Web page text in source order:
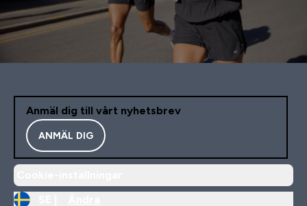
Anmäl dig till vårt nyhetsbrev
ANMÄL DIG